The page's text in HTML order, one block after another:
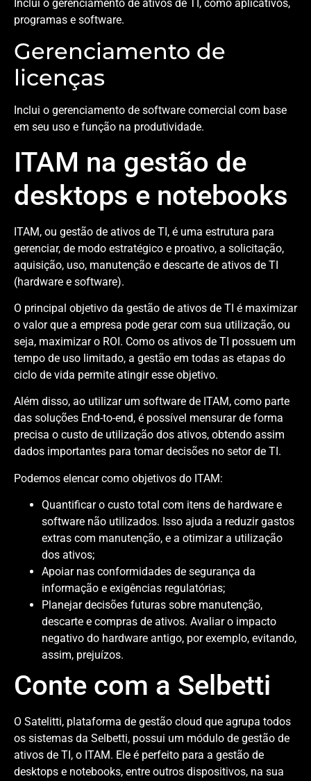
Inclui o gerenciamento de ativos de TI, como aplicativos,
programas e software.
Gerenciamento de
licenças
Inclui o gerenciamento de software comercial com base
em seu uso e função na produtividade.
ITAM na gestão de
desktops e notebooks
ITAM, ou gestão de ativos de TI, é uma estrutura para
gerenciar, de modo estratégico e proativo, a solicitação,
aquisição, uso, manutenção e descarte de ativos de TI
(hardware e software).
O principal objetivo da gestão de ativos de TI é maximizar
o valor que a empresa pode gerar com sua utilização, ou
seja, maximizar o ROI. Como os ativos de TI possuem um
tempo de uso limitado, a gestão em todas as etapas do
ciclo de vida permite atingir esse objetivo.
Além disso, ao utilizar um software de ITAM, como parte
das soluções End-to-end, é possível mensurar de forma
precisa o custo de utilização dos ativos, obtendo assim
dados importantes para tomar decisões no setor de TI.
Podemos elencar como objetivos do ITAM:
Quantificar o custo total com itens de hardware e
software não utilizados. Isso ajuda a reduzir gastos
extras com manutenção, e a otimizar a utilização
dos ativos;
Apoiar nas conformidades de segurança da
informação e exigências regulatórias;
Planejar decisões futuras sobre manutenção,
descarte e compras de ativos. Avaliar o impacto
negativo do hardware antigo, por exemplo, evitando,
assim, prejuízos.
Conte com a Selbetti
O Satelitti, plataforma de gestão cloud que agrupa todos
os sistemas da Selbetti, possui um módulo de gestão de
ativos de TI, o ITAM. Ele é perfeito para a gestão de
desktops e notebooks, entre outros dispositivos, na sua